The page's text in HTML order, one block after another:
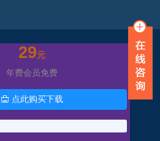
29元
年费会员免费
 点此购买下载